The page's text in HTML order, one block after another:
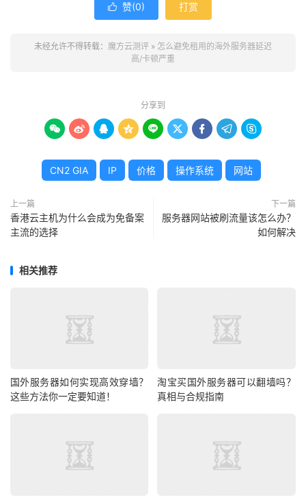
国际带宽质量与拥堵：卡顿的“直接推手”
“国际带宽”瓶颈：数据在跨越国境时，需要通过海底光缆或
陆地光缆接口，这些国际出口的带宽资源是有限且昂贵的。
重拥堵，导致数据包丢失和延迟飙升。
服务商带宽不足或超售：一些廉价的IDC服务商可能会过度
能与其他数十上百个用户共享总带宽，导致人均可用带宽极
服务器本地性能与配置：稳定性的“内在基石”
写速度慢（尤其是使用传统机械硬盘），当服务器并发处理
系统与软件配置不当： 的TCP/IP参数未优化、
数据库未进行索引优化等，都会成为性能瓶颈，即使网络通
畅，服务本身也会卡顿。
DDoS（分布式拒绝服务）攻击或CC（挑战黑洞）攻击会
 赞(0) 打赏
未经允许不得转载： 魔方云测评 » 怎么避免租用的海外服务器延迟
高/卡顿严重
分享到
        
CN2 GIA IP 价格 操作系统 网站
上一篇
香港云主机为什么会成为免备案
主流的选择
下一篇
服务器网站被刷流量该怎么办？
如何解决
相关推荐
国外服务器如何实现高效穿墙？
这些方法你一定要知道！
淘宝买国外服务器可以翻墙吗？
真相与合规指南